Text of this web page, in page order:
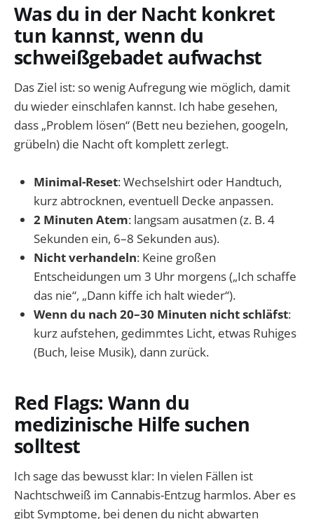
Was du in der Nacht konkret
tun kannst, wenn du
schweißgebadet aufwachst
Das Ziel ist: so wenig Aufregung wie möglich, damit
du wieder einschlafen kannst. Ich habe gesehen,
dass „Problem lösen“ (Bett neu beziehen, googeln,
grübeln) die Nacht oft komplett zerlegt.
Minimal-Reset: Wechselshirt oder Handtuch,
kurz abtrocknen, eventuell Decke anpassen.
2 Minuten Atem: langsam ausatmen (z. B. 4
Sekunden ein, 6–8 Sekunden aus).
Nicht verhandeln: Keine großen
Entscheidungen um 3 Uhr morgens („Ich schaffe
das nie“, „Dann kiffe ich halt wieder“).
Wenn du nach 20–30 Minuten nicht schläfst:
kurz aufstehen, gedimmtes Licht, etwas Ruhiges
(Buch, leise Musik), dann zurück.
Red Flags: Wann du
medizinische Hilfe suchen
solltest
Ich sage das bewusst klar: In vielen Fällen ist
Nachtschweiß im Cannabis-Entzug harmlos. Aber es
gibt Symptome, bei denen du nicht abwarten